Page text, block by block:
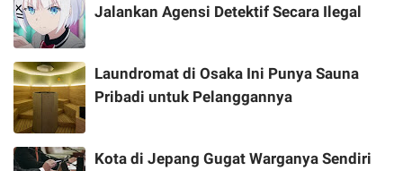
Jalankan Agensi Detektif Secara Ilegal
Laundromat di Osaka Ini Punya Sauna
Pribadi untuk Pelanggannya
Kota di Jepang Gugat Warganya Sendiri